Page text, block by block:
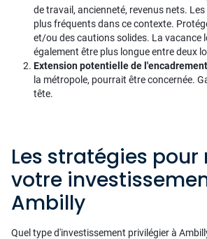
de travail, ancienneté, revenus nets.
plus fréquents dans ce contexte.
et/ou des cautions solides. La vacance
également être plus longue entre deux
Extension potentielle de
la métropole, pourrait être concernée.
tête.
Les stratégies pour
votre
Ambilly
Quel type d'investissement privilégier à